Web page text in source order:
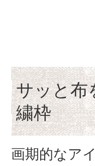
サッと布
繍枠
画期的なア